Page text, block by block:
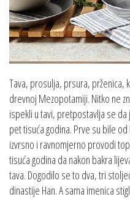
Tava, prosulja, prsura, prženica,
drevnoj Mezopotamiji. Nitko ne
ispekli u tavi, pretpostavlja se
pet tisuća godina. Prve su bile
izvrsno i ravnomjerno provodi
tisuća godina da nakon bakra
tava. Dogodilo se to dva, tri
dinastije Han. A sama imenica